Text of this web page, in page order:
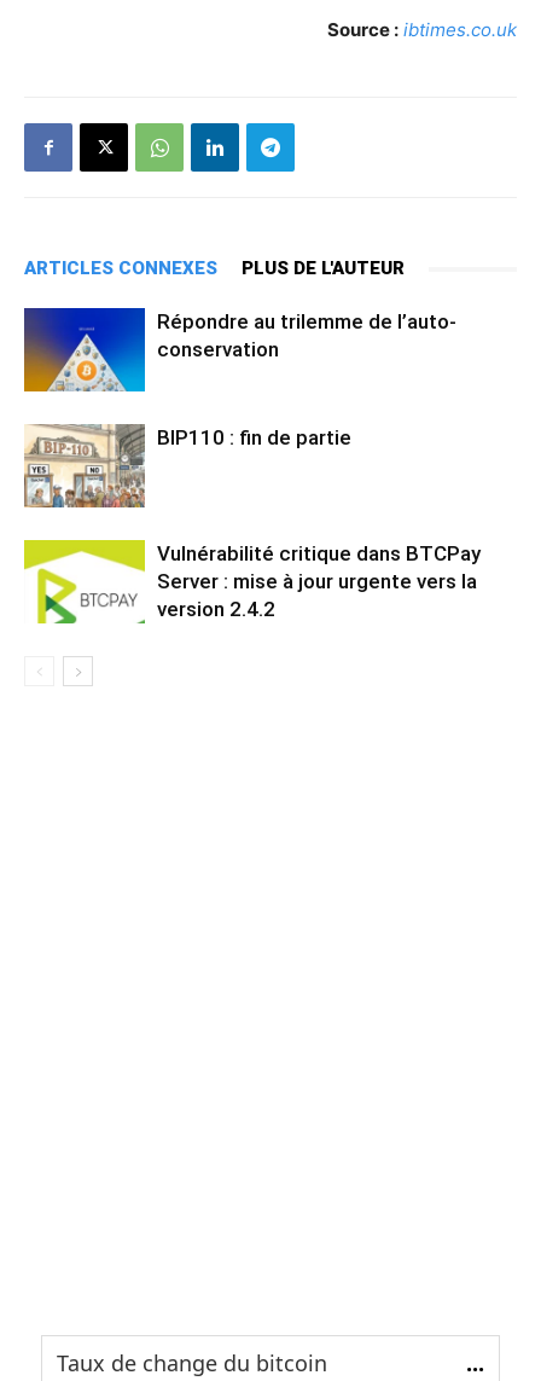
Source : ibtimes.co.uk
ARTICLES CONNEXES PLUS DE L'AUTEUR
Répondre au trilemme de l’auto-
conservation
BIP110 : fin de partie
Vulnérabilité critique dans BTCPay
Server : mise à jour urgente vers la
version 2.4.2
Taux de change du bitcoin ...